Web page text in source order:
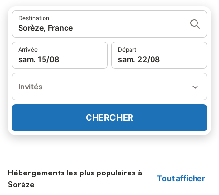
Destination
Sorèze, France
Arrivée
sam. 15/08
Départ
sam. 22/08
Invités
CHERCHER
Hébergements les plus populaires à
Sorèze
Tout afficher